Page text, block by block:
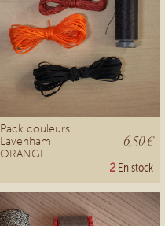
Pack couleurs
Lavenham
ORANGE
6,50 €
2 En stock